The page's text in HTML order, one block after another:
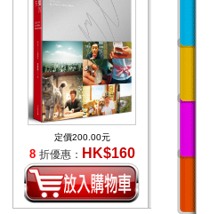
定價200.00元
8 折優惠： HK$160